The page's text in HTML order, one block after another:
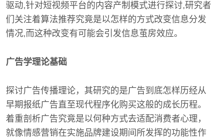
驱动,针对短视频平台的内容产制模式进行探讨,研究者
们关注着算法推荐究竟是以怎样的方式改变信息分发
情况,而这种改变有可能会引发信息茧房效应。
广告学理论基础
探讨广告传播理论，其研究的是广告到底怎样历经从
早期报纸广告直至现代程序化购买这般的成长历程。
着重剖析广告究竟是以何种方式去适配消费者心理，
就像情感营销在实施品牌建设期间所发挥的功能性作